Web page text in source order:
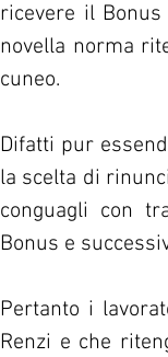
ricevere il
novella norma
cuneo.
Difatti pur
la scelta di
conguagli con
Bonus e
Pertanto i
Renzi e che